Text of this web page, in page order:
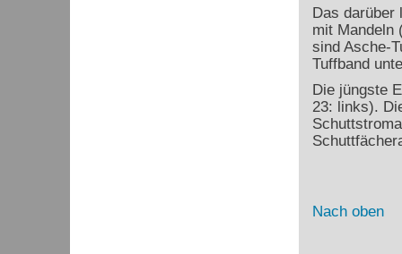
Das darüber
mit Mandeln
sind Asche-
Tuffband
Die jüngste
23: links).
Nach oben